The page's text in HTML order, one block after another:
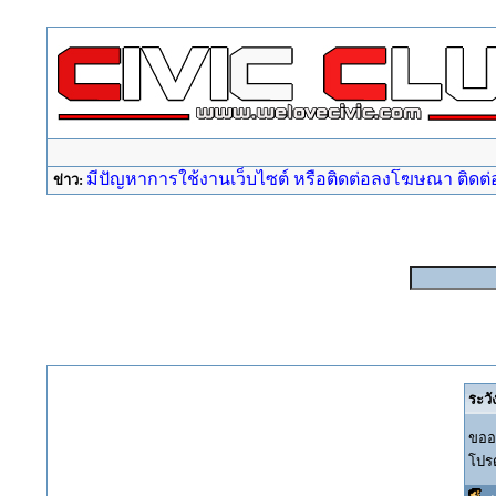
ข่าว: มีปัญหาการใช้งานเว็บไซต์ หรือติดต่อลงโฆษณา ติดต่
ระวั
ขอ
โป